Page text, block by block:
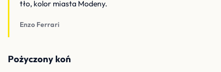
tło, kolor miasta Modeny.
Enzo Ferrari
Pożyczony koń